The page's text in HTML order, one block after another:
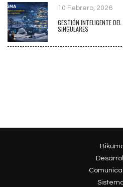
10 Febrero, 2026
GESTIÓN INTELIGENTE
SINGULARES